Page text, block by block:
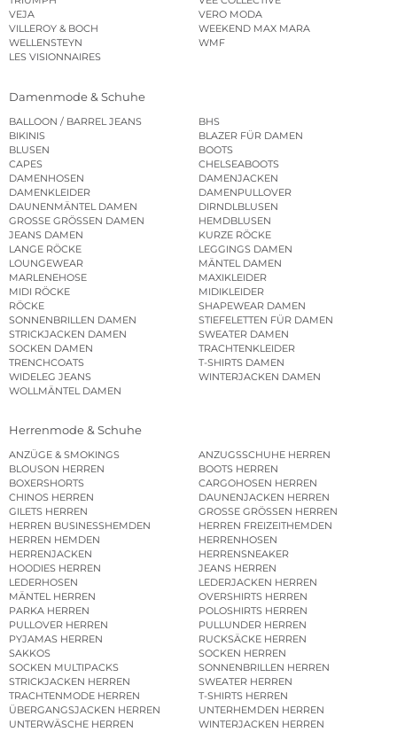
VEJA
VERO MODA
VILLEROY & BOCH
WEEKEND MAX MARA
WELLENSTEYN
WMF
LES VISIONNAIRES
Damenmode & Schuhe
BALLOON / BARREL JEANS
BHS
BIKINIS
BLAZER FÜR DAMEN
BLUSEN
BOOTS
CAPES
CHELSEABOOTS
DAMENHOSEN
DAMENJACKEN
DAMENKLEIDER
DAMENPULLOVER
DAUNENMÄNTEL DAMEN
DIRNDLBLUSEN
GROSSE GRÖSSEN DAMEN
HEMDBLUSEN
JEANS DAMEN
KURZE RÖCKE
LANGE RÖCKE
LEGGINGS DAMEN
LOUNGEWEAR
MÄNTEL DAMEN
MARLENEHOSE
MAXIKLEIDER
MIDI RÖCKE
MIDIKLEIDER
RÖCKE
SHAPEWEAR DAMEN
SONNENBRILLEN DAMEN
STIEFELETTEN FÜR DAMEN
STRICKJACKEN DAMEN
SWEATER DAMEN
SOCKEN DAMEN
TRACHTENKLEIDER
TRENCHCOATS
T-SHIRTS DAMEN
WIDELEG JEANS
WINTERJACKEN DAMEN
WOLLMÄNTEL DAMEN
Herrenmode & Schuhe
ANZÜGE & SMOKINGS
ANZUGSSCHUHE HERREN
BLOUSON HERREN
BOOTS HERREN
BOXERSHORTS
CARGOHOSEN HERREN
CHINOS HERREN
DAUNENJACKEN HERREN
GILETS HERREN
GROSSE GRÖSSEN HERREN
HERREN BUSINESSHEMDEN
HERREN FREIZEITHEMDEN
HERREN HEMDEN
HERRENHOSEN
HERRENJACKEN
HERRENSNEAKER
HOODIES HERREN
JEANS HERREN
LEDERHOSEN
LEDERJACKEN HERREN
MÄNTEL HERREN
OVERSHIRTS HERREN
PARKA HERREN
POLOSHIRTS HERREN
PULLOVER HERREN
PULLUNDER HERREN
PYJAMAS HERREN
RUCKSÄCKE HERREN
SAKKOS
SOCKEN HERREN
SOCKEN MULTIPACKS
SONNENBRILLEN HERREN
STRICKJACKEN HERREN
SWEATER HERREN
TRACHTENMODE HERREN
T-SHIRTS HERREN
ÜBERGANGSJACKEN HERREN
UNTERHEMDEN HERREN
UNTERWÄSCHE HERREN
WINTERJACKEN HERREN